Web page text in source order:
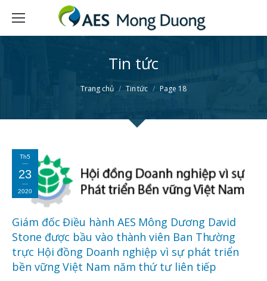
Tin tức
Trang chủ Tin tức Page 18
Th5
23
2020
Giám đốc Điều hành AES Mông Dương David
Stone được bầu vào thành viên Ban Thường
trực Hội đồng Doanh nghiệp vì sự phát triển
bền vững Việt Nam năm thứ tư liên tiếp